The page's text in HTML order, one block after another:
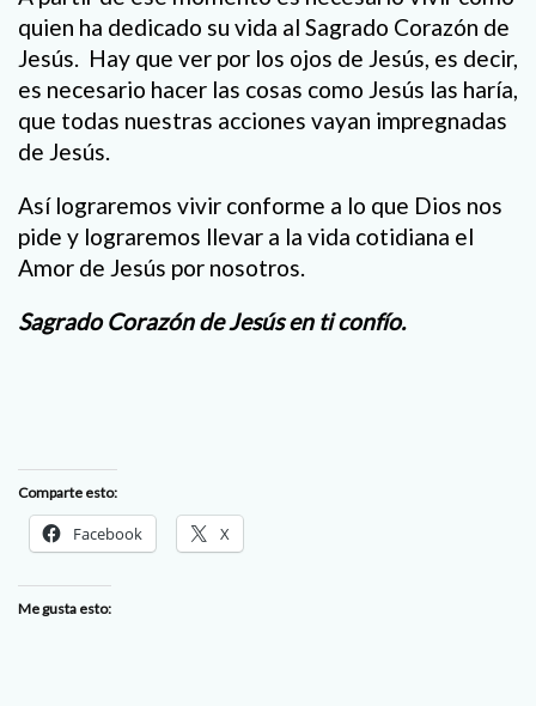
quien ha dedicado su vida al Sagrado Corazón de
Jesús. Hay que ver por los ojos de Jesús, es decir,
es necesario hacer las cosas como Jesús las haría,
que todas nuestras acciones vayan impregnadas
de Jesús.
Así lograremos vivir conforme a lo que Dios nos
pide y lograremos llevar a la vida cotidiana el
Amor de Jesús por nosotros.
Sagrado Corazón de Jesús en ti confío.
Comparte esto:
Facebook X
Me gusta esto: